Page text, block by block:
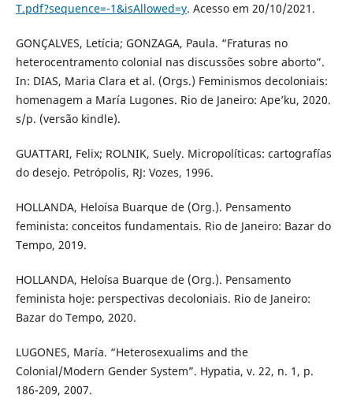
T.pdf?sequence=-1&isAllowed=y. Acesso em 20/10/2021.
GONÇALVES, Letícia; GONZAGA, Paula. “Fraturas no
heterocentramento colonial nas discussões sobre aborto”.
In: DIAS, Maria Clara et al. (Orgs.) Feminismos decoloniais:
homenagem a María Lugones. Rio de Janeiro: Ape’ku, 2020.
s/p. (versão kindle).
GUATTARI, Felix; ROLNIK, Suely. Micropolíticas: cartografías
do desejo. Petrópolis, RJ: Vozes, 1996.
HOLLANDA, Heloísa Buarque de (Org.). Pensamento
feminista: conceitos fundamentais. Rio de Janeiro: Bazar do
Tempo, 2019.
HOLLANDA, Heloísa Buarque de (Org.). Pensamento
feminista hoje: perspectivas decoloniais. Rio de Janeiro:
Bazar do Tempo, 2020.
LUGONES, María. “Heterosexualims and the
Colonial/Modern Gender System”. Hypatia, v. 22, n. 1, p.
186-209, 2007.